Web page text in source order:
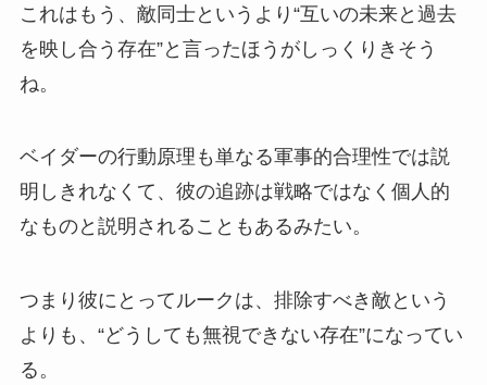
これはもう、敵同士というより“互いの未来と過去
を映し合う存在”と言ったほうがしっくりきそう
ね。
ベイダーの行動原理も単なる軍事的合理性では説
明しきれなくて、彼の追跡は戦略ではなく個人的
なものと説明されることもあるみたい。
つまり彼にとってルークは、排除すべき敵という
よりも、“どうしても無視できない存在”になってい
る。